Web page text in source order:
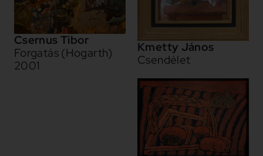
Kmetty János
Csendélet
Csernus Tibor
Forgatás (Hogarth)
2001